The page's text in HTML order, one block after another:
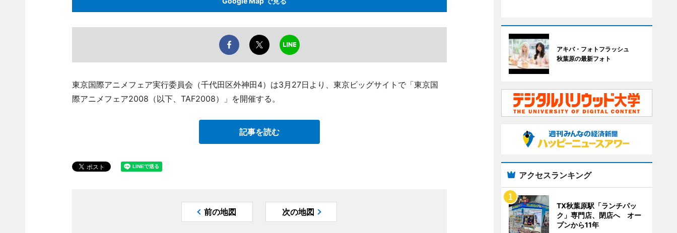
東京国際アニメフェア実行委員会（千代田区外神田4）は3月27日より、東京ビッグサイトで「東京国
際アニメフェア2008（以下、TAF2008）」を開催する。
記事を読む
前の地図 次の地図
アキバ・フォトフラッシュ
秋葉原の最新フォト
アクセスランキング
TX秋葉原駅「ランチパッ
ク」専門店、閉店へ オー
プンから11年